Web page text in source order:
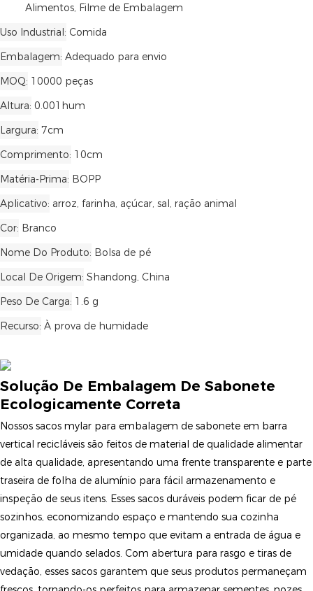
Alimentos, Filme de Embalagem
Uso Industrial Comida
Embalagem Adequado para envio
MOQ 10000 peças
Altura 0.001hum
Largura 7cm
Comprimento 10cm
Matéria-Prima BOPP
Aplicativo arroz, farinha, açúcar, sal, ração animal
Cor Branco
Nome Do Produto Bolsa de pé
Local De Origem Shandong, China
Peso De Carga 1.6 g
Recurso À prova de humidade
Solução De Embalagem De Sabonete
Ecologicamente Correta
Nossos sacos mylar para embalagem de sabonete em barra
vertical recicláveis ​​são feitos de material de qualidade alimentar
de alta qualidade, apresentando uma frente transparente e parte
traseira de folha de alumínio para fácil armazenamento e
inspeção de seus itens. Esses sacos duráveis ​​​​podem ficar de pé
sozinhos, economizando espaço e mantendo sua cozinha
organizada, ao mesmo tempo que evitam a entrada de água e
umidade quando selados. Com abertura para rasgo e tiras de
vedação, esses sacos garantem que seus produtos permaneçam